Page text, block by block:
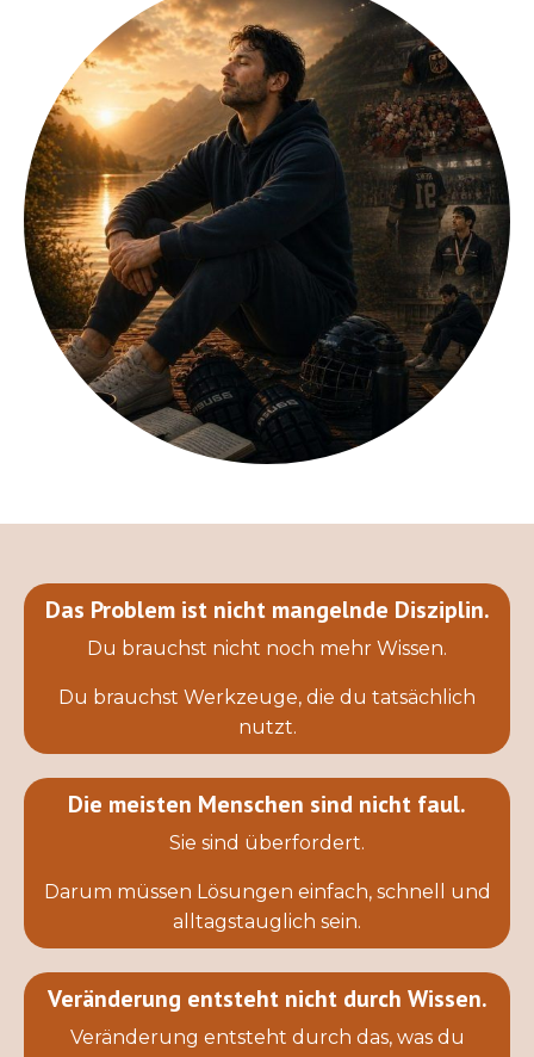
Das Problem ist nicht mangelnde Disziplin.
Du brauchst nicht noch mehr Wissen.
Du brauchst Werkzeuge, die du tatsächlich
nutzt.
Die meisten Menschen sind nicht faul.
Sie sind überfordert.
Darum müssen Lösungen einfach, schnell und
alltagstauglich sein.
Veränderung entsteht nicht durch Wissen.
Veränderung entsteht durch das, was du